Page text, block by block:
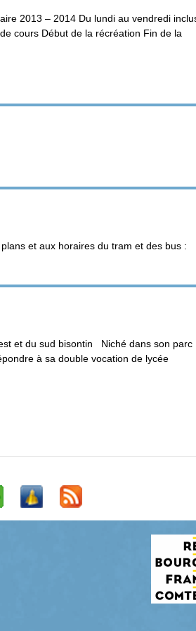
2013 – 2014 Du lundi au vendredi
cours Début de la récréation Fin de la
et aux horaires du tram et des bus :
et du sud bisontin Niché dans son parc
à sa double vocation de lycée